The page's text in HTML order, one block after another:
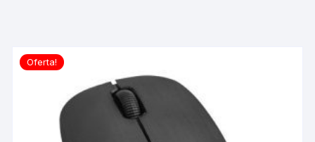
Oferta!